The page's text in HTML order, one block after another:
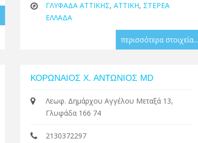
ΓΛΥΦΑΔΑ ΑΤΤΙΚΗΣ, ΑΤΤΙΚΗ, ΣΤΕΡΕΑ
ΕΛΛΑΔΑ
περισσότερα στοιχεία...
ΚΟΡΩΝΑΙΟΣ Χ. ΑΝΤΩΝΙΟΣ MD
Λεωφ. Δημάρχου Αγγέλου Μεταξά 13,
Γλυφάδα 166 74
2130372297